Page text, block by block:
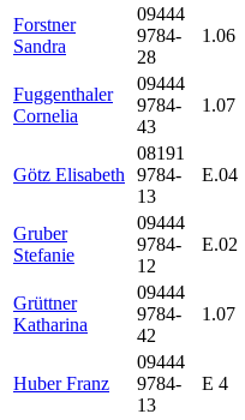
Forstner
Sandra
09444
9784-
28
1.06
Fuggenthaler
Cornelia
09444
9784-
43
1.07
Götz Elisabeth
08191
9784-
13
E.04
Gruber
Stefanie
09444
9784-
12
E.02
Grüttner
Katharina
09444
9784-
42
1.07
Huber Franz
09444
9784-
13
E 4